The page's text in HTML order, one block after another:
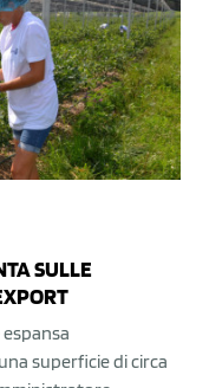
SULLE
superficie di circa